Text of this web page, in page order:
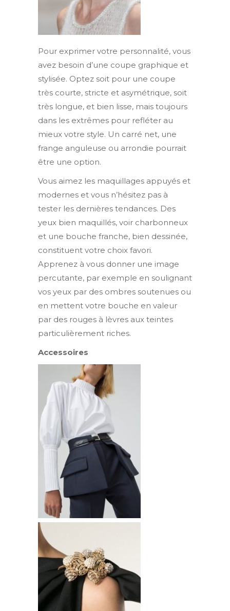
Pour exprimer votre personnalité, vous
avez besoin d’une coupe graphique et
stylisée. Optez soit pour une coupe
très courte, stricte et asymétrique, soit
très longue, et bien lisse, mais toujours
dans les extrêmes pour refléter au
mieux votre style. Un carré net, une
frange anguleuse ou arrondie pourrait
être une option.
Vous aimez les maquillages appuyés et
modernes et vous n’hésitez pas à
tester les dernières tendances. Des
yeux bien maquillés, voir charbonneux
et une bouche franche, bien dessinée,
constituent votre choix favori.
Apprenez à vous donner une image
percutante, par exemple en soulignant
vos yeux par des ombres soutenues ou
en mettent votre bouche en valeur
par des rouges à lèvres aux teintes
particulièrement riches.
Accessoires